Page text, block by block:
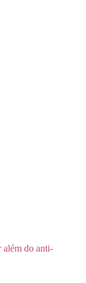
além do anti-